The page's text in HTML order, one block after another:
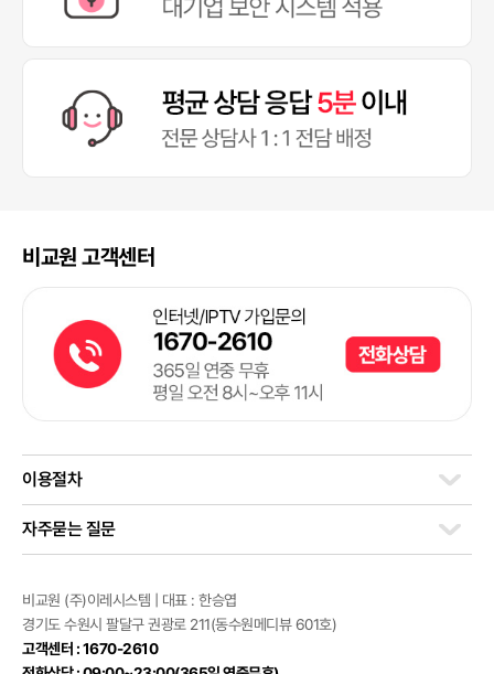
비교원 고객센터
이용절차
자주묻는 질문
비교원 (주)이레시스템 | 대표 : 한승엽
경기도 수원시 팔달구 권광로 211(동수원메디뷰 601호)
고객센터 : 1670-2610